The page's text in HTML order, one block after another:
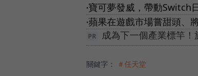
●寶可夢發威，帶動Switch
●蘋果在遊戲市場嘗甜頭、
成為下一個產業標竿
關鍵字： ＃任天堂